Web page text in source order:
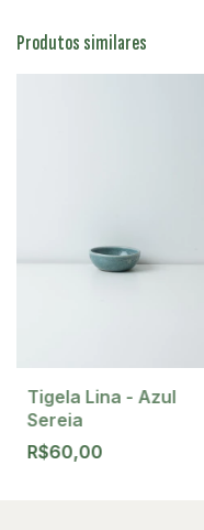
Produtos similares
Tigela Lina - Azul
Sereia
R$60,00